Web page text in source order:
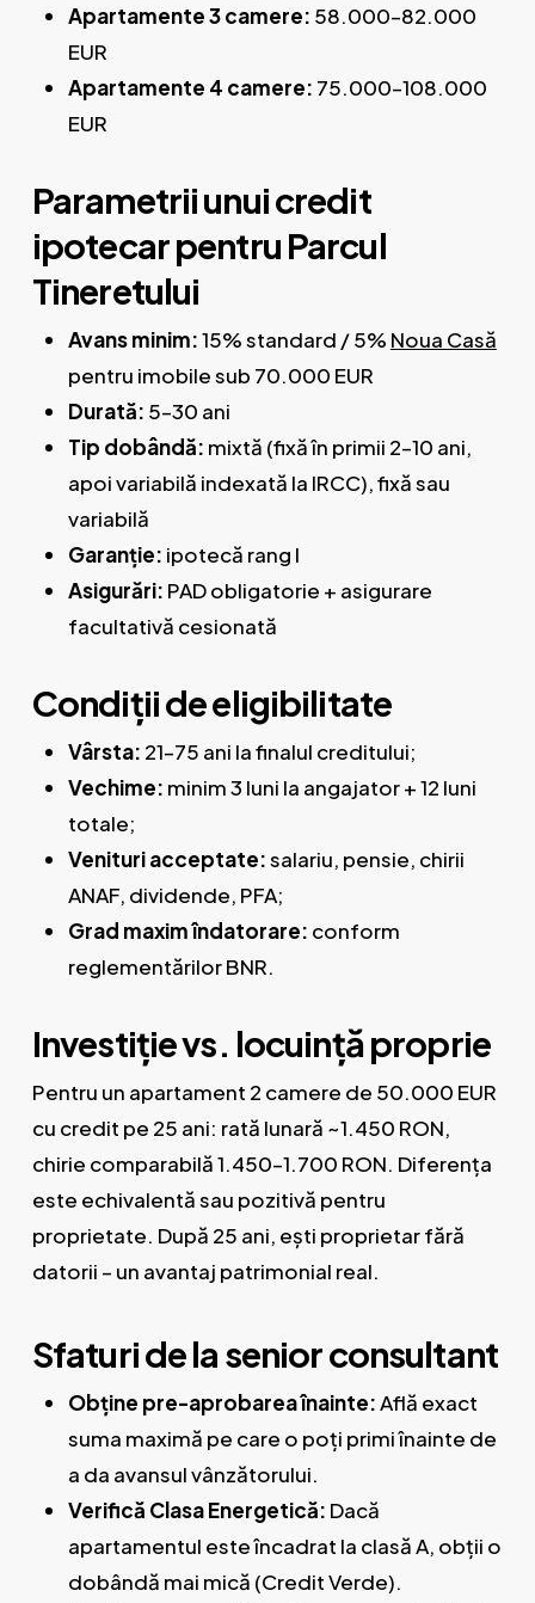
Apartamente 3 camere: 58.000–82.000
EUR
Apartamente 4 camere: 75.000–108.000
EUR
Parametrii unui credit
ipotecar pentru Parcul
Tineretului
Avans minim:15% standard / 5% Noua Casă
pentru imobile sub 70.000 EUR
Durată: 5–30 ani
Tip dobândă: mixtă (fixă în primii 2–10 ani,
apoi variabilă indexată la IRCC), fixă sau
variabilă
Garanție: ipotecă rang I
Asigurări: PAD obligatorie + asigurare
facultativă cesionată
Condiții de eligibilitate
Vârsta: 21–75 ani la finalul creditului;
Vechime: minim 3 luni la angajator + 12 luni
totale;
Venituri acceptate:salariu, pensie, chirii
ANAF, dividende, PFA;
Grad maxim îndatorare: conform
reglementărilor BNR.
Investiție vs. locuință proprie
Pentru un apartament 2 camere de 50.000 EUR
cu credit pe 25 ani: rată lunară ~1.450 RON,
chirie comparabilă 1.450–1.700 RON. Diferența
este echivalentă sau pozitivă pentru
proprietate. După 25 ani, ești proprietar fără
datorii – un avantaj patrimonial real.
Sfaturi de la senior consultant
Obține pre-aprobarea înainte:Află exact
suma maximă pe care o poți primi înainte de
a da avansul vânzătorului.
Verifică Clasa Energetică: Dacă
apartamentul este încadrat la clasă A, obții o
dobândă mai mică (Credit Verde).